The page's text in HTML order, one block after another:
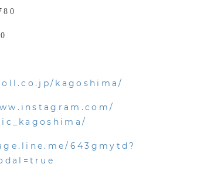
kagoshima/
643gmytd?